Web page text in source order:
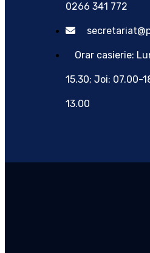
0266 341 772
Orar casierie:
15.30; Joi: 07.00-
13.00